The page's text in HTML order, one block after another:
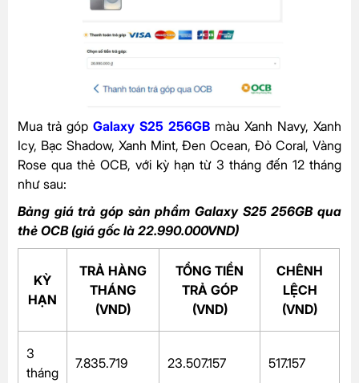
Mua trả góp Galaxy S25 256GB màu Xanh Navy, Xanh
Icy, Bạc Shadow, Xanh Mint, Đen Ocean, Đỏ Coral, Vàng
Rose qua thẻ OCB, với kỳ hạn từ 3 tháng đến 12 tháng
như sau:
Bảng giá trả góp sản phẩm Galaxy S25 256GB qua
thẻ OCB (giá gốc là 22.990.000VND)
KỲ
HẠN
TRẢ HÀNG
THÁNG
(VND)
TỔNG TIỀN
TRẢ GÓP
(VND)
CHÊNH
LỆCH
(VND)
3
tháng
7.835.719 23.507.157 517.157